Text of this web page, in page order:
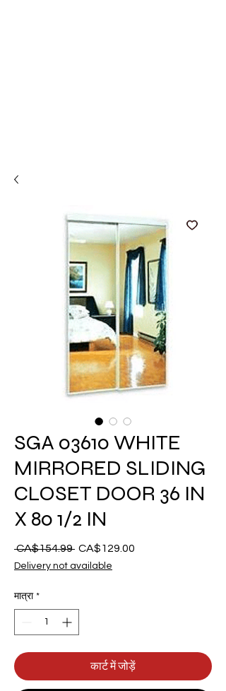
SGA 03610 WHITE
MIRRORED SLIDING
CLOSET DOOR 36 IN
X 80 1/2 IN
CA$154.99 नियमित
मूल्य
CA$129.00
Delivery not available
मात्रा *
कार्ट में जोड़ें